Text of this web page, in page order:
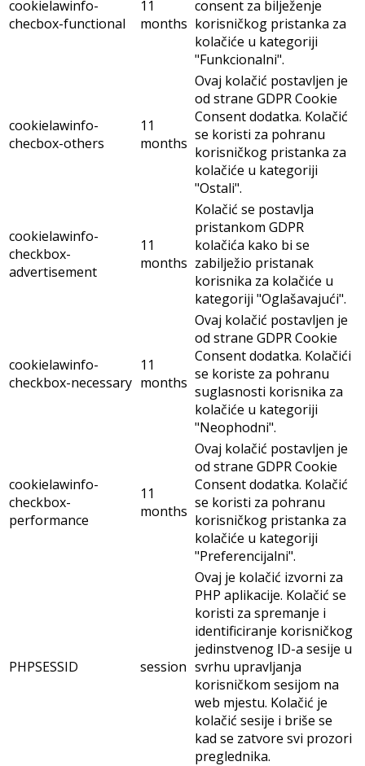
cookielawinfo-
checbox-functional
11
months
consent za bilježenje
korisničkog pristanka za
kolačiće u kategoriji
"Funkcionalni".
cookielawinfo-
checbox-others
11
months
Ovaj kolačić postavljen je
od strane GDPR Cookie
Consent dodatka. Kolačić
se koristi za pohranu
korisničkog pristanka za
kolačiće u kategoriji
"Ostali".
cookielawinfo-
checkbox-
advertisement
11
months
Kolačić se postavlja
pristankom GDPR
kolačića kako bi se
zabilježio pristanak
korisnika za kolačiće u
kategoriji "Oglašavajući".
cookielawinfo-
checkbox-necessary
11
months
Ovaj kolačić postavljen je
od strane GDPR Cookie
Consent dodatka. Kolačići
se koriste za pohranu
suglasnosti korisnika za
kolačiće u kategoriji
"Neophodni".
cookielawinfo-
checkbox-
performance
11
months
Ovaj kolačić postavljen je
od strane GDPR Cookie
Consent dodatka. Kolačić
se koristi za pohranu
korisničkog pristanka za
kolačiće u kategoriji
"Preferencijalni".
PHPSESSID session
Ovaj je kolačić izvorni za
PHP aplikacije. Kolačić se
koristi za spremanje i
identificiranje korisničkog
jedinstvenog ID-a sesije u
svrhu upravljanja
korisničkom sesijom na
web mjestu. Kolačić je
kolačić sesije i briše se
kad se zatvore svi prozori
preglednika.